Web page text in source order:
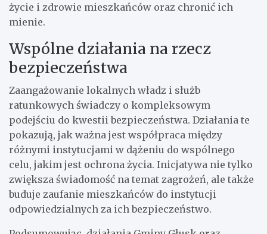
życie i zdrowie mieszkańców oraz chronić ich
mienie.
Wspólne działania na rzecz
bezpieczeństwa
Zaangażowanie lokalnych władz i służb
ratunkowych świadczy o kompleksowym
podejściu do kwestii bezpieczeństwa. Działania te
pokazują, jak ważna jest współpraca między
różnymi instytucjami w dążeniu do wspólnego
celu, jakim jest ochrona życia. Inicjatywa nie tylko
zwiększa świadomość na temat zagrożeń, ale także
buduje zaufanie mieszkańców do instytucji
odpowiedzialnych za ich bezpieczeństwo.